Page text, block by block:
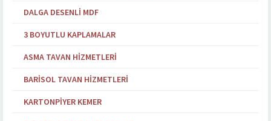
DALGA DESENLI MDF
3 BOYUTLU KAPLAMALAR
ASMA TAVAN HIZMETLERI
BARISOL TAVAN HIZMETLERI
KARTONPIYER KEMER